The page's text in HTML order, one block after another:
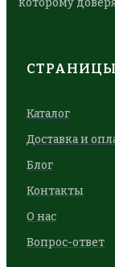
которому
СТРАНИЦЫ
Каталог
Доставка и
Блог
Контакты
О нас
Вопрос-ответ